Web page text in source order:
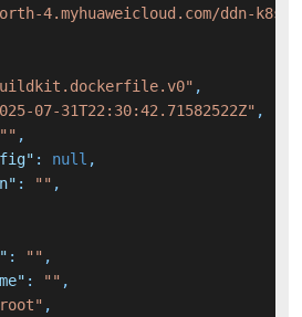
4.myhuaweicloud.com/ddn-k8s/
,
07-31T22:30:42.71582522Z" ,
"" ,
: null ,
: "" ,
: "" ,
: "" ,
,